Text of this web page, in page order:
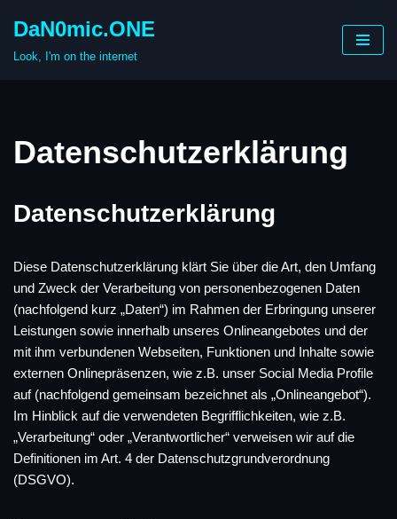
DaN0mic.ONE
Look, I'm on the internet
Datenschutzerklärung
Datenschutzerklärung
Diese Datenschutzerklärung klärt Sie über die Art, den Umfang
und Zweck der Verarbeitung von personenbezogenen Daten
(nachfolgend kurz „Daten“) im Rahmen der Erbringung unserer
Leistungen sowie innerhalb unseres Onlineangebotes und der
mit ihm verbundenen Webseiten, Funktionen und Inhalte sowie
externen Onlinepräsenzen, wie z.B. unser Social Media Profile
auf (nachfolgend gemeinsam bezeichnet als „Onlineangebot“).
Im Hinblick auf die verwendeten Begrifflichkeiten, wie z.B.
„Verarbeitung“ oder „Verantwortlicher“ verweisen wir auf die
Definitionen im Art. 4 der Datenschutzgrundverordnung
(DSGVO).